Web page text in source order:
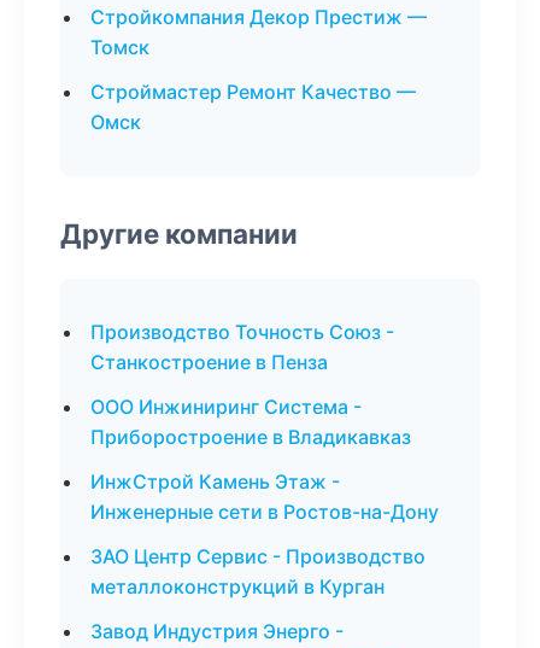
Стройкомпания Декор Престиж —
Томск
Строймастер Ремонт Качество —
Омск
Другие компании
Производство Точность Союз -
Станкостроение в Пенза
ООО Инжиниринг Система -
Приборостроение в Владикавказ
ИнжСтрой Камень Этаж -
Инженерные сети в Ростов-на-Дону
ЗАО Центр Сервис - Производство
металлоконструкций в Курган
Завод Индустрия Энерго -